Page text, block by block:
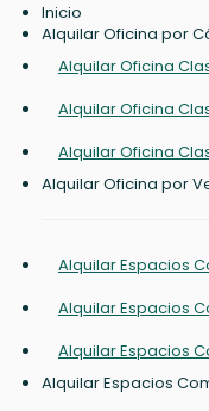
Inicio
Alquilar Oficina por
Alquilar Oficina
Alquilar Oficina
Alquilar Oficina
Alquilar Oficina por
Alquilar Espacios
Alquilar Espacios
Alquilar Espacios
Alquilar Espacios